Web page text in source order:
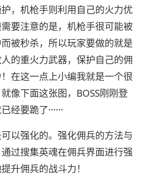
，机枪手则利用自己的火力优
要注意的是，机枪手很可能被
被秒杀，所以玩家要做的就是
的重火力武器，保护自己的佣
在这一点上小编我就是一个很
像下面这张图，BOSS刚刚登
要跪了······
以强化的。强化佣兵的方法与
过搜集英魂在佣兵界面进行强
升佣兵的战斗力！